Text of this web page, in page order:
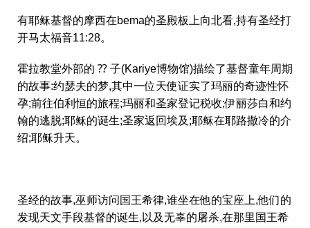
有耶稣基督的摩西在bema的圣殿板上向北看,持有圣经打
开马太福音11:28。
霍拉教堂外部的 ⁇ 子(Kariye博物馆)描绘了基督童年周期
的故事:约瑟夫的梦,其中一位天使证实了玛丽的奇迹性怀
孕;前往伯利恒的旅程;玛丽和圣家登记税收;伊丽莎白和约
翰的逃脱;耶稣的诞生;圣家返回埃及;耶稣在耶路撒冷的介
绍;耶稣升天。
圣经的故事,巫师访问国王希律,谁坐在他的宝座上,他们的
发现天文手段基督的诞生,以及无辜的屠杀,在那里国王希